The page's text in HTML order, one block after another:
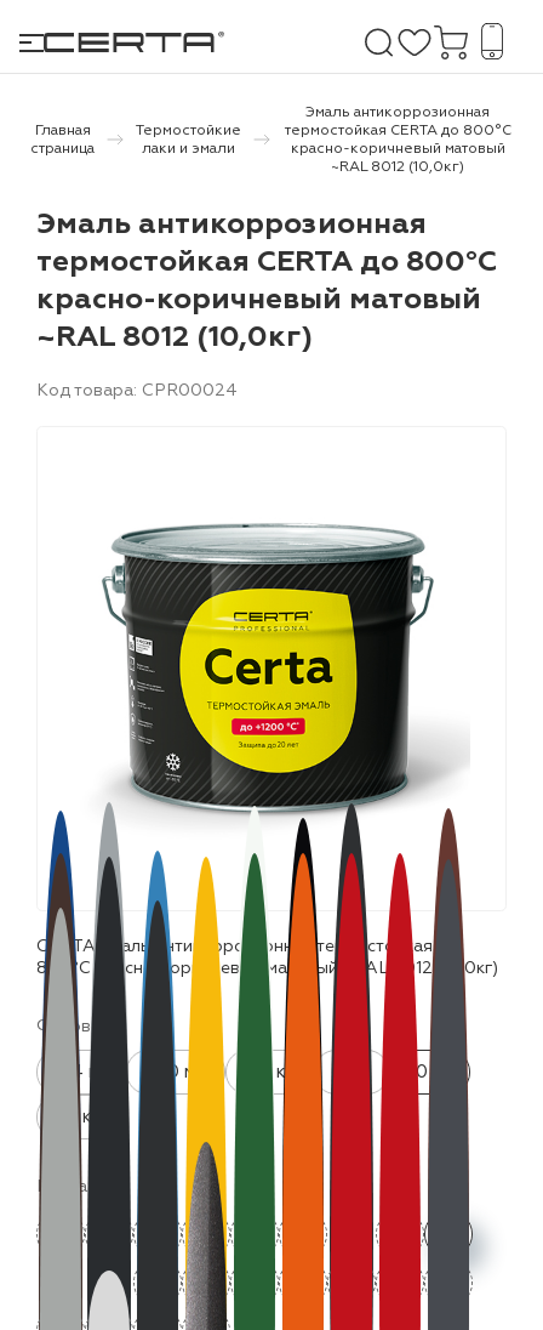
и дачи
бетону,
и эмали
Главная
страница
Термостойкие
лаки и эмали
Эмаль антикоррозионная
термостойкая CERTA до 800°С
красно-коричневый матовый
~RAL 8012 (10,0кг)
Эмаль антикоррозионная
термостойкая CERTA до 800°С
красно-коричневый матовый
~RAL 8012 (10,0кг)
Код товара: CPR00024
CERTA эмаль антикоррозионная термостойкая до
800°С красно-коричневый матовый ~RAL 8012 (10,0кг)
Фасовка:
0.4 кг 520 мл 0.8 кг 4 кг
10 кг
25 кг
Цвета: